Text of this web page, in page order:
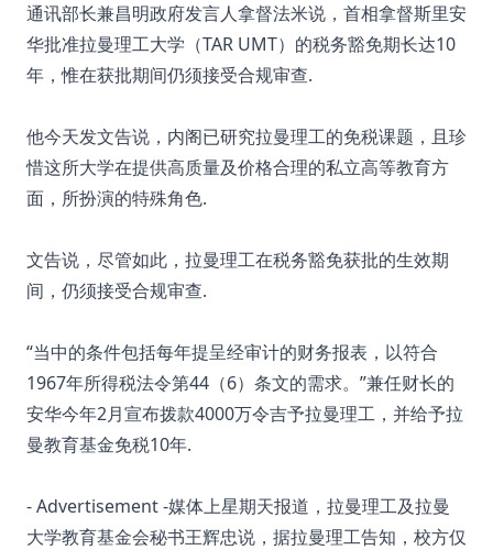
通讯部长兼昌明政府发言人拿督法米说，首相拿督斯里安
华批准拉曼理工大学（TAR UMT）的税务豁免期长达10
年，惟在获批期间仍须接受合规审查.
他今天发文告说，内阁已研究拉曼理工的免税课题，且珍
惜这所大学在提供高质量及价格合理的私立高等教育方
面，所扮演的特殊角色.
文告说，尽管如此，拉曼理工在税务豁免获批的生效期
间，仍须接受合规审查.
“当中的条件包括每年提呈经审计的财务报表，以符合
1967年所得税法令第44（6）条文的需求。”兼任财长的
安华今年2月宣布拨款4000万令吉予拉曼理工，并给予拉
曼教育基金免税10年.
- Advertisement -媒体上星期天报道，拉曼理工及拉曼
大学教育基金会秘书王辉忠说，据拉曼理工告知，校方仅